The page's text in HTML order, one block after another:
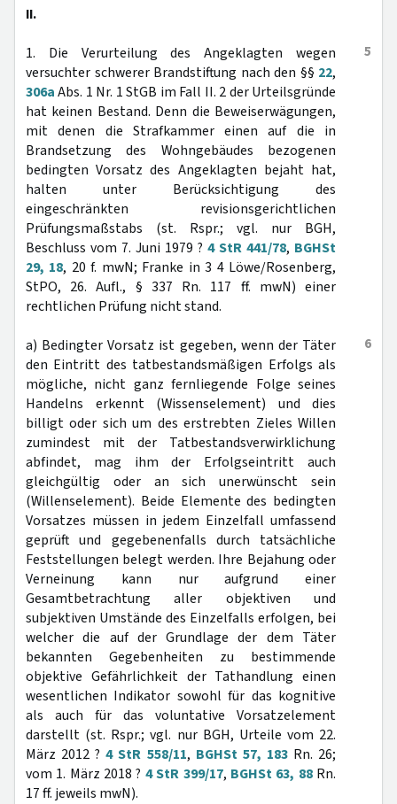
II.
5
1. Die Verurteilung des Angeklagten wegen
versuchter schwerer Brandstiftung nach den §§ 22,
306aAbs. 1 Nr. 1 StGB im Fall II. 2 der Urteilsgründe
hat keinen Bestand. Denn die Beweiserwägungen,
mit denen die Strafkammer einen auf die in
Brandsetzung des Wohngebäudes bezogenen
bedingten Vorsatz des Angeklagten bejaht hat,
halten unter Berücksichtigung des
eingeschränkten revisionsgerichtlichen
Prüfungsmaßstabs (st. Rspr.; vgl. nur BGH,
Beschluss vom 7. Juni 1979 ? 4 StR 441/78, BGHSt
29, 18, 20 f. mwN; Franke in 3 4 Löwe/Rosenberg,
StPO, 26. Aufl., § 337 Rn. 117 ff. mwN) einer
rechtlichen Prüfung nicht stand.
6
a) Bedingter Vorsatz ist gegeben, wenn der Täter
den Eintritt des tatbestandsmäßigen Erfolgs als
mögliche, nicht ganz fernliegende Folge seines
Handelns erkennt (Wissenselement) und dies
billigt oder sich um des erstrebten Zieles Willen
zumindest mit der Tatbestandsverwirklichung
abfindet, mag ihm der Erfolgseintritt auch
gleichgültig oder an sich unerwünscht sein
(Willenselement). Beide Elemente des bedingten
Vorsatzes müssen in jedem Einzelfall umfassend
geprüft und gegebenenfalls durch tatsächliche
Feststellungen belegt werden. Ihre Bejahung oder
Verneinung kann nur aufgrund einer
Gesamtbetrachtung aller objektiven und
subjektiven Umstände des Einzelfalls erfolgen, bei
welcher die auf der Grundlage der dem Täter
bekannten Gegebenheiten zu bestimmende
objektive Gefährlichkeit der Tathandlung einen
wesentlichen Indikator sowohl für das kognitive
als auch für das voluntative Vorsatzelement
darstellt (st. Rspr.; vgl. nur BGH, Urteile vom 22.
März 2012 ?4 StR 558/11, BGHSt 57, 183Rn. 26;
vom 1. März 2018 ? 4 StR 399/17, BGHSt 63, 88Rn.
17 ff. jeweils mwN).